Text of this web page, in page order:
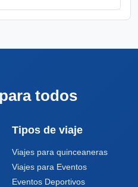
todos
Tipos de viaje
Viajes para quinceaneras
Viajes para Eventos
Eventos Deportivos